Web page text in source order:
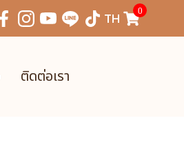
TH 0
ติดต่อเรา